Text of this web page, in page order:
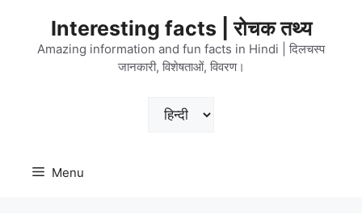
content
Interesting facts | रोचक तथ्य
Amazing information and fun facts in Hindi | दिलचस्प
जानकारी, विशेषताओं, विवरण।
Choose
Menu